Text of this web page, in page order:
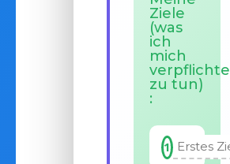
Ziele
(was
ich
mich
verpflichte
zu tun)
:
1